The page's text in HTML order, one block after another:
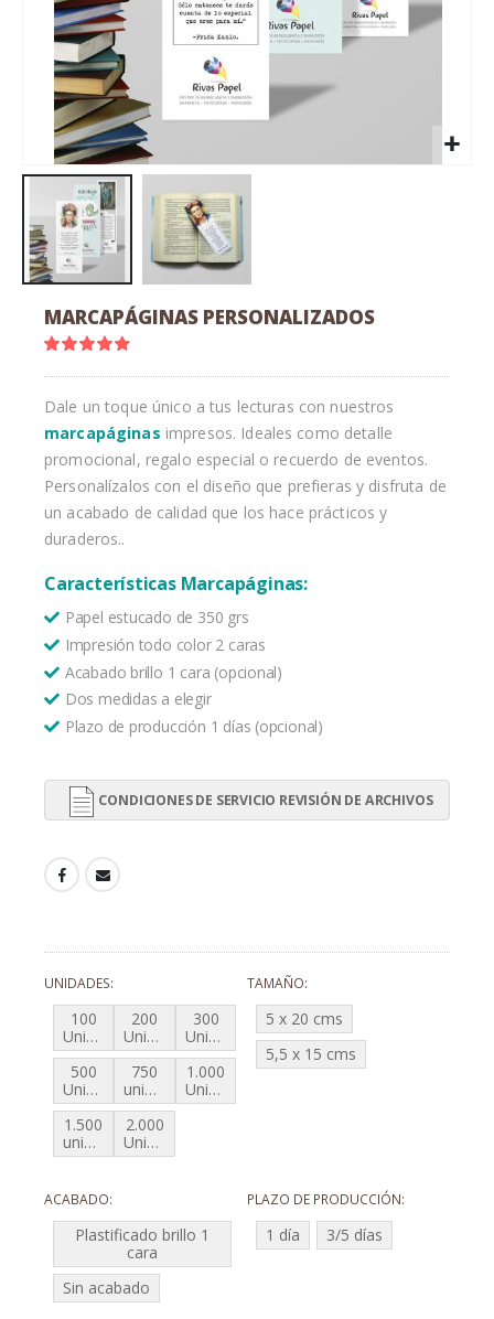
comienzo
galería
imágenes
MARCAPÁGINAS PERSONALIZADOS
Valoración:
Dale un toque único a tus lecturas con nuestros
marcapáginas impresos. Ideales como detalle
promocional, regalo especial o recuerdo de eventos.
Personalízalos con el diseño que prefieras y disfruta de
un acabado de calidad que los hace prácticos y
duraderos..
Características Marcapáginas:
Papel estucado de 350 grs
Impresión todo color 2 caras
Acabado brillo 1 cara (opcional)
Dos medidas a elegir
Plazo de producción 1 días (opcional)
CONDICIONES DE SERVICIO REVISIÓN DE ARCHIVOS
UNIDADES
100
Unidades
200
Unidades
300
Unidades
500
Unidades
750
unidades
1.000
Unidades
1.500
unidades
2.000
Unidades
TAMAÑO
5 x 20 cms
5,5 x 15 cms
ACABADO
Plastificado brillo 1
cara
Sin acabado
PLAZO DE PRODUCCIÓN
1 día 3/5 días